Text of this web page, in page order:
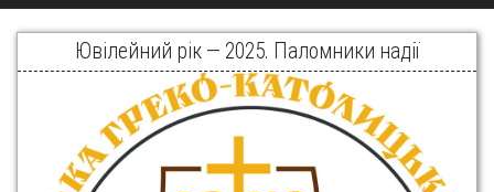
Ювілейний рік — 2025. Паломники надії